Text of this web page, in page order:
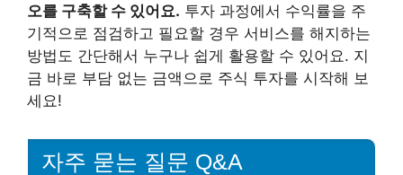
오를 구축할 수 있어요. 투자 과정에서 수익률을 주
기적으로 점검하고 필요할 경우 서비스를 해지하는
방법도 간단해서 누구나 쉽게 활용할 수 있어요. 지
금 바로 부담 없는 금액으로 주식 투자를 시작해 보
세요!
자주 묻는 질문 Q&A